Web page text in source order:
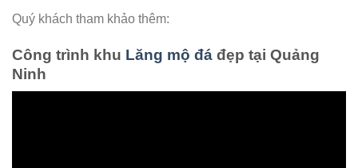
Quý khách tham khảo thêm:
Công trình khu Lăng mộ đá đẹp tại Quảng
Ninh